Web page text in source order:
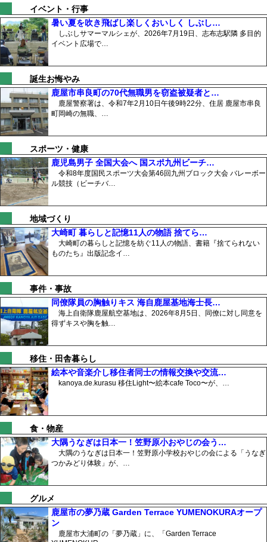
イベント・行事
暑い夏を吹き飛ばし楽しくおいしく しぶし…
しぶしサマーマルシェが、2026年7月19日、志布志駅隣 多目的
イベント広場で…
誕生お悔やみ
鹿屋市串良町の70代無職男を窃盗被疑者と…
鹿屋警察署は、令和7年2月10日午後9時22分、住居 鹿屋市串良
町岡崎の無職、…
スポーツ・健康
鹿児島男子 全国大会へ 国スポ九州ビーチ…
令和8年度国民スポーツ大会第46回九州ブロック大会 バレーボー
ル競技（ビーチバ…
地域づくり
大崎町 暮らしと記憶11人の物語 捨てら…
大崎町の暮らしと記憶を紡ぐ11人の物語、書籍『捨てられない
ものたち』出版記念イ…
事件・事故
同僚隊員の胸触りキス 海自鹿屋基地海士長…
海上自衛隊鹿屋航空基地は、2026年8月5日、同僚に対し同意を
得ずキスや胸を触…
移住・田舎暮らし
絵本や音楽介し移住者同士の情報交換や交流…
kanoya.de.kurasu 移住Light〜絵本cafe Toco〜が、…
食・物産
大隅うなぎは日本一！笠野原小おやじの会う…
大隅のうなぎは日本一！笠野原小学校おやじの会による「うなぎ
つかみどり体験」が、…
グルメ
鹿屋市の夢乃蔵 Garden Terrace YUMENOKURAオープ
ン
鹿屋市大浦町の「夢乃蔵」に、「Garden Terrace